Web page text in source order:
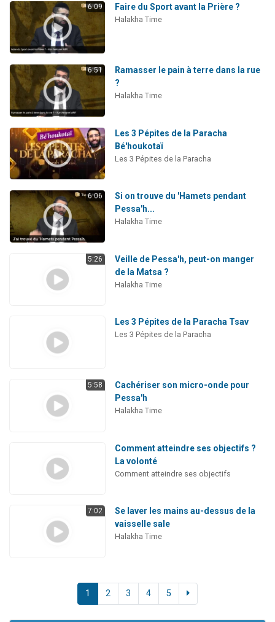
6:09 Faire du Sport avant la Prière ?
Halakha Time
6:51
Ramasser le pain à terre dans la rue
?
Halakha Time
Les 3 Pépites de la Paracha
Bé'houkotaï
Les 3 Pépites de la Paracha
6:06
Si on trouve du 'Hamets pendant
Pessa'h...
Halakha Time
5:26
Veille de Pessa'h, peut-on manger
de la Matsa ?
Halakha Time
Les 3 Pépites de la Paracha Tsav
Les 3 Pépites de la Paracha
5:58
Cachériser son micro-onde pour
Pessa'h
Halakha Time
Comment atteindre ses objectifs ?
La volonté
Comment atteindre ses objectifs
7:02
Se laver les mains au-dessus de la
vaisselle sale
Halakha Time
1 2 3 4 5